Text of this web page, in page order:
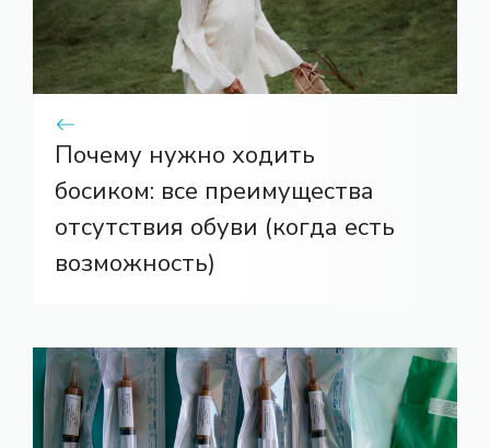
Почему нужно ходить
босиком: все преимущества
отсутствия обуви (когда есть
возможность)